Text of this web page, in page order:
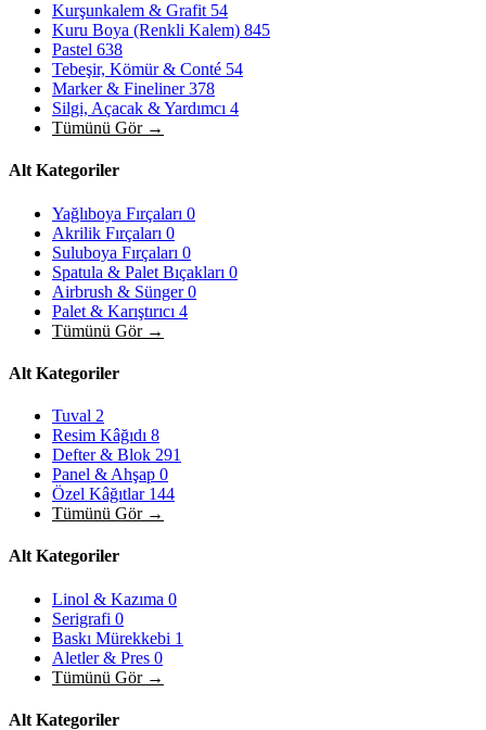
Kurşunkalem & Grafit 54
Kuru Boya (Renkli Kalem) 845
Pastel 638
Tebeşir, Kömür & Conté 54
Marker & Fineliner378
Silgi, Açacak & Yardımcı 4
Tümünü Gör →
Alt Kategoriler
Yağlıboya Fırçaları 0
Akrilik Fırçaları 0
Suluboya Fırçaları 0
Spatula & Palet Bıçakları 0
Airbrush & Sünger0
Palet & Karıştırıcı 4
Tümünü Gör →
Alt Kategoriler
Tuval 2
Resim Kâğıdı 8
Defter & Blok 291
Panel & Ahşap 0
Özel Kâğıtlar 144
Tümünü Gör →
Alt Kategoriler
Linol & Kazıma 0
Serigrafi 0
Baskı Mürekkebi 1
Aletler & Pres 0
Tümünü Gör →
Alt Kategoriler